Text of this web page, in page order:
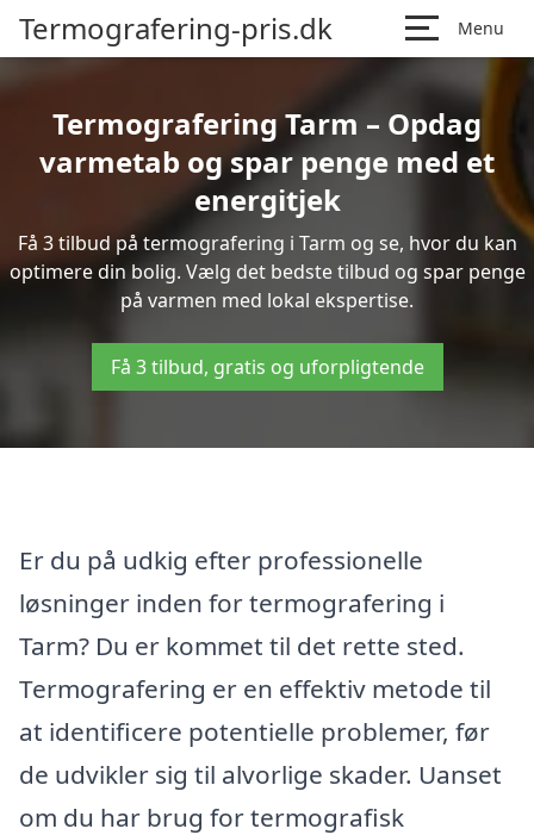
Termografering-pris.dk Menu
Termografering Tarm – Opdag
varmetab og spar penge med et
energitjek
Få 3 tilbud på termografering i Tarm og se, hvor du kan
optimere din bolig. Vælg det bedste tilbud og spar penge
på varmen med lokal ekspertise.
Få 3 tilbud, gratis og uforpligtende
Er du på udkig efter professionelle
løsninger inden for termografering i
Tarm? Du er kommet til det rette sted.
Termografering er en effektiv metode til
at identificere potentielle problemer, før
de udvikler sig til alvorlige skader. Uanset
om du har brug for termografisk